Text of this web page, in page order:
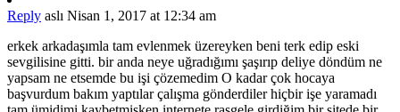
Reply aslı Nisan 1, 2017 at 12:34 am
erkek arkadaşımla tam evlenmek üzereyken beni terk edip eski
sevgilisine gitti. bir anda neye uğradığımı şaşırıp deliye döndüm ne
yapsam ne etsemde bu işi çözemedim O kadar çok hocaya
başvurdum bakım yaptılar çalışma gönderdiler hiçbir işe yaramadı